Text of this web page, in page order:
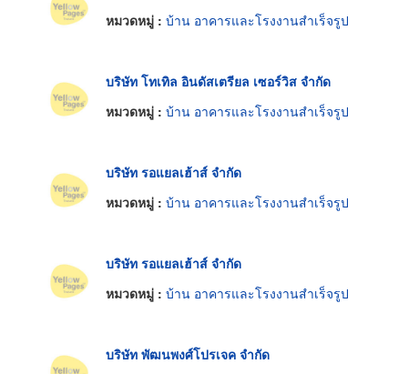
หมวดหมู่ : บ้าน อาคารและโรงงานสำเร็จรูป
บริษัท โทเทิล อินดัสเตรียล เซอร์วิส จำกัด
หมวดหมู่ : บ้าน อาคารและโรงงานสำเร็จรูป
บริษัท รอแยลเฮ้าส์ จำกัด
หมวดหมู่ : บ้าน อาคารและโรงงานสำเร็จรูป
บริษัท รอแยลเฮ้าส์ จำกัด
หมวดหมู่ : บ้าน อาคารและโรงงานสำเร็จรูป
บริษัท พัฒนพงศ์โปรเจค จำกัด